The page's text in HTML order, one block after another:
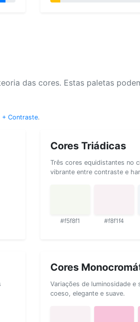
das cores. Estas paletas
+ Contraste.
Cores Triádicas
Três cores equidistantes no
vibrante entre contraste e
#f5f8f1 #f8f1f4
Cores
Variações de luminosidade e
coeso, elegante e suave.